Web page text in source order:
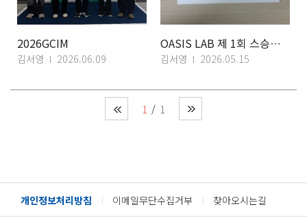
2026GCIM
김서영 2026.06.09
OASIS LAB 제 1회 스승의 날
김서영 2026.05.15
1 1
개인정보처리방침 이메일무단수집거부 찾아오시는길